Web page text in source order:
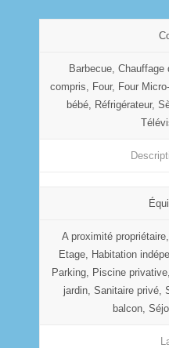
Barbecue, Chauffage
compris, Four, Four
bébé, Réfrigérateur,
A proximité
Etage, Habitation
Parking, Piscine
jardin, Sanitaire privé,
balcon,